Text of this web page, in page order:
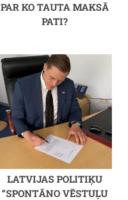
PAR KO TAUTA MAKSĀ
PATI?
LATVIJAS POLITIĶU
“SPONTĀNO VĒSTUĻU